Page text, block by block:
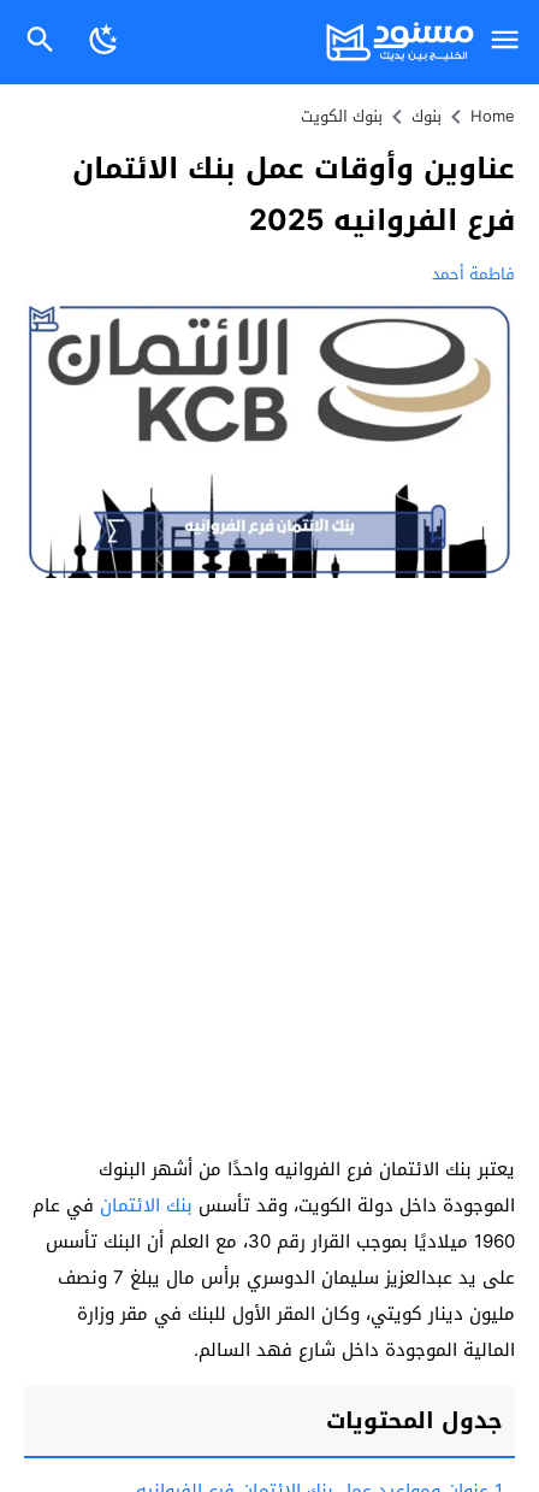
Home بنوك بنوك الكويت
عناوين وأوقات عمل بنك الائتمان
فرع الفروانيه 2025
فاطمة أحمد
يعتبر بنك الائتمان فرع الفروانيه واحدًا من أشهر البنوك
الموجودة داخل دولة الكويت، وقد تأسس بنك الائتمان في عام
1960 ميلاديًا بموجب القرار رقم 30، مع العلم أن البنك تأسس
على يد عبدالعزيز سليمان الدوسري برأس مال يبلغ 7 ونصف
مليون دينار كويتي، وكان المقر الأول للبنك في مقر وزارة
المالية الموجودة داخل شارع فهد السالم.
جدول المحتويات